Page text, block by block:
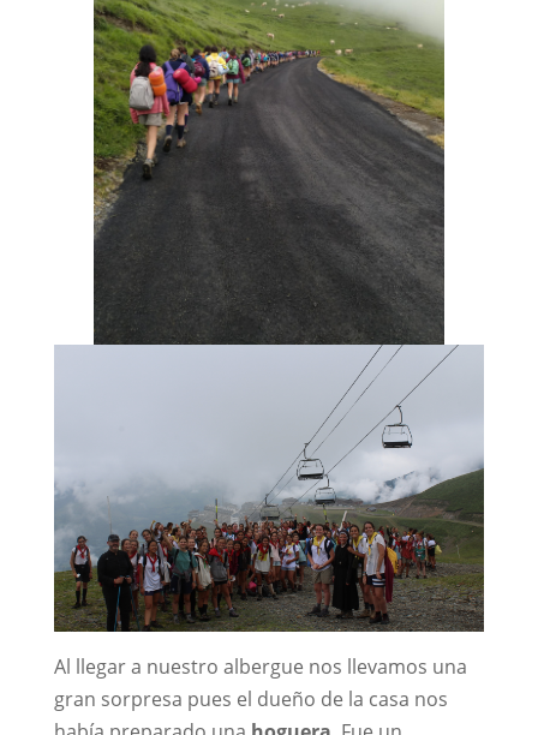
Al llegar a nuestro albergue nos llevamos una
gran sorpresa pues el dueño de la casa nos